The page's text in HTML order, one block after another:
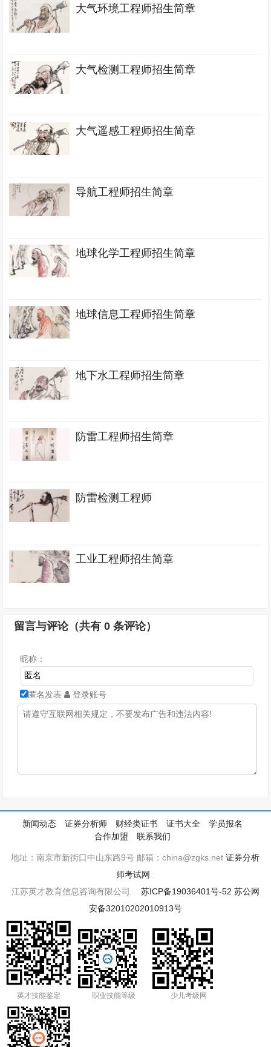
大气环境工程师招生简章
大气检测工程师招生简章
大气遥感工程师招生简章
导航工程师招生简章
地球化学工程师招生简章
地球信息工程师招生简章
地下水工程师招生简章
防雷工程师招生简章
防雷检测工程师
工业工程师招生简章
留言与评论（共有0 条评论）
昵称：
匿名发表 登录账号
新闻动态 证券分析师 财经类证书 证书大全
学员报名
合作加盟
联系我们
地址：南京市新街口中山东路9号 邮箱：china@zgks.net证券分析
师考试网
江苏英才教育信息咨询有限公司. 苏ICP备19036401号-52 苏公网
安备32010202010913号
英才技能鉴定 职业技能等级 少儿考级网